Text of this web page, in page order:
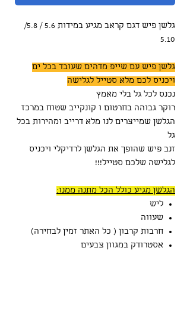
גלשן פיש דגם קראב מגיע במידות 5.6 / 5.8/
5.10
גלשן פיש עם שייפ מדהים שעובד בכל ים
ויכניס לכם מלא סטייל לגלישה
נכנס לכל גל בלי מאמץ
רוקר גבוהה בחרטום ו קונקייב שטוח במרכז
הגלשן שמייצרים לנו מלא דרייב ומהירות בכל
גל
זנב פיש שהופך את הגלשן לרדיקלי ויכניס
לגלישה שלכם סטייל!!!
הגלשן מגיע כולל הכל מתנה ממנו:
ליש
שעווה
חרבות קרבון ( כל האתר זמין לבחירה)
אסטרודק במגוון צבעים